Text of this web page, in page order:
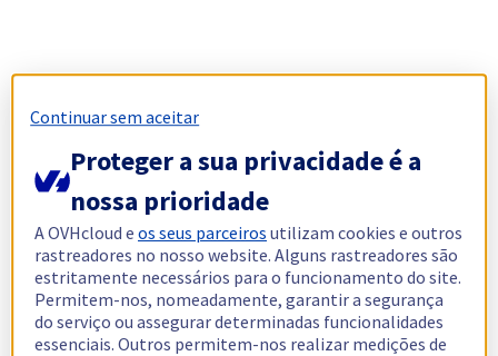
Continuar sem aceitar
Proteger a sua privacidade é a
nossa prioridade
A OVHcloud eos seus parceiros utilizam cookies e outros
rastreadores no nosso website. Alguns rastreadores são
estritamente necessários para o funcionamento do site.
Permitem-nos, nomeadamente, garantir a segurança
do serviço ou assegurar determinadas funcionalidades
essenciais. Outros permitem-nos realizar medições de